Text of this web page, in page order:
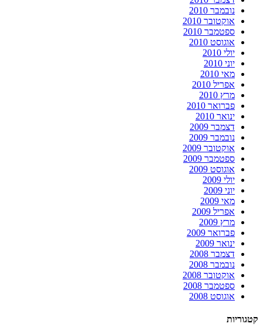
נובמבר 2010
אוקטובר 2010
ספטמבר 2010
אוגוסט 2010
יולי 2010
יוני 2010
מאי 2010
אפריל 2010
מרץ 2010
פברואר 2010
ינואר 2010
דצמבר 2009
נובמבר 2009
אוקטובר 2009
ספטמבר 2009
אוגוסט 2009
יולי 2009
יוני 2009
מאי 2009
אפריל 2009
מרץ 2009
פברואר 2009
ינואר 2009
דצמבר 2008
נובמבר 2008
אוקטובר 2008
ספטמבר 2008
אוגוסט 2008
קטגוריות